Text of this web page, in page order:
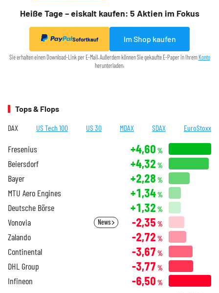
Heiße Tage – eiskalt kaufen: 5 Aktien im Fokus
Sofortkauf Im Shop kaufen
Sie erhalten einen Download-Link per E-Mail. Außerdem können Sie gekaufte E-Paper in Ihrem Konto
herunterladen.
Tops & Flops
DAX US Tech 100 US 30 MDAX SDAX EuroStoxx
Fresenius +4,60 %
Beiersdorf +4,32 %
Bayer +2,28 %
MTU Aero Engines +1,34%
Deutsche Börse +1,32 %
Vonovia News -2,35 %
Zalando -2,72 %
Continental -3,67 %
DHL Group -3,77 %
Infineon -6,50 %